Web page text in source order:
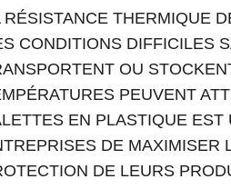
RÉSISTANCE THERMIQUE
CONDITIONS DIFFICILES
OU
PEUVENT
EN PLASTIQUE
DE MAXIMISER
DE LEURS